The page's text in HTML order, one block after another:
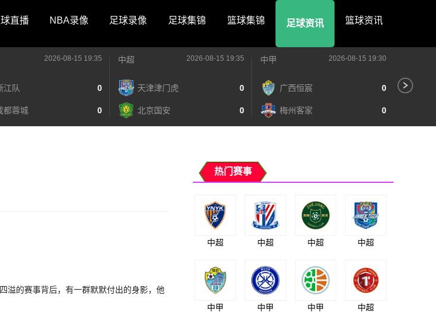
直播 NBA录像 足球录像 足球集锦 篮球集锦 足球资讯 篮球资讯
2026-08-15 19:35
江队 0
都蓉城 0
中超 2026-08-15 19:35
天津津门虎 0
北京国安 0
中甲 2026-08-15 19:30
广西恒宸 0
梅州客家 0
溢的赛事背后，有一群默默付出的身影，他
热门赛事
中超 中超 中超 中超
中甲 中甲 中甲 中超